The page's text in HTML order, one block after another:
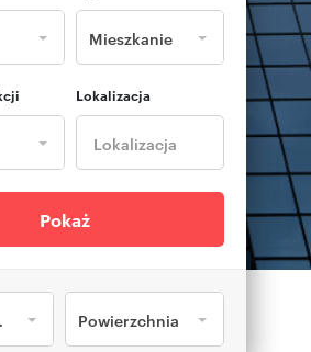
Mieszkanie
Lokalizacja
Pokaż
Powierzchnia